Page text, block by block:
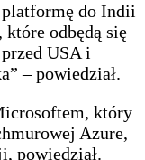
do Indii
odbędą się
USA i
– powiedział.
który
Azure,
powiedział.